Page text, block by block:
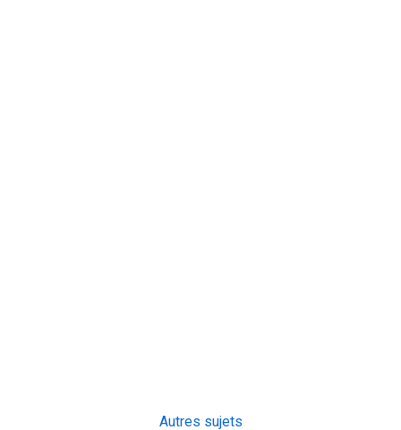
Autres sujets